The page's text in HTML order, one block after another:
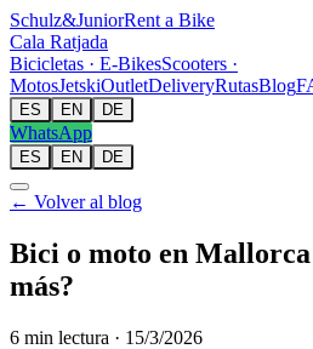
Schulz&JuniorRent a Bike
Cala Ratjada
Bicicletas · E-BikesScooters ·
MotosJetskiOutletDeliveryRutasBlog
ES EN DE
WhatsApp
ES EN DE
← Volver al blog
Bici o moto en
más?
6 min lectura · 15/3/2026